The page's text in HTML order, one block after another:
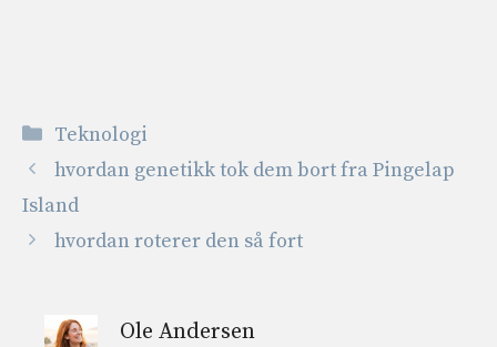
Kategorier
Teknologi
hvordan genetikk tok dem bort fra Pingelap
Island
hvordan roterer den så fort
Ole Andersen